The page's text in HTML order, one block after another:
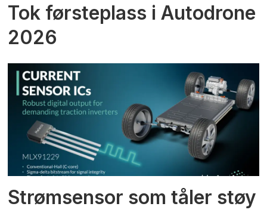
Tok førsteplass i Autodrone
2026
Strømsensor som tåler støy